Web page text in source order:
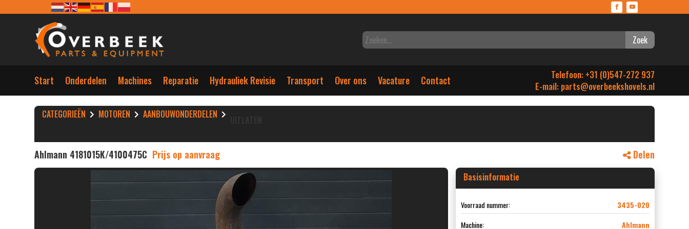
Zoek
Start Onderdelen Machines Reparatie Hydrauliek Revisie Transport Over ons Vacature Contact
Telefoon: +31 (0)547-272 937
E-mail: parts@overbeekshovels.nl
CATEGORIEËN MOTOREN AANBOUWONDERDELEN
Ahlmann 4181015K/4100475C Prijs op aanvraag Delen
Basisinformatie
Voorraad nummer:
3435-020
Machine:
Ahlmann